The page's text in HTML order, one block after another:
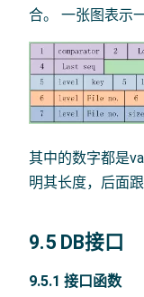
合。 一张图表示
其中的数字都是
明其长度，后面
9.5 DB接口
9.5.1 接口函数